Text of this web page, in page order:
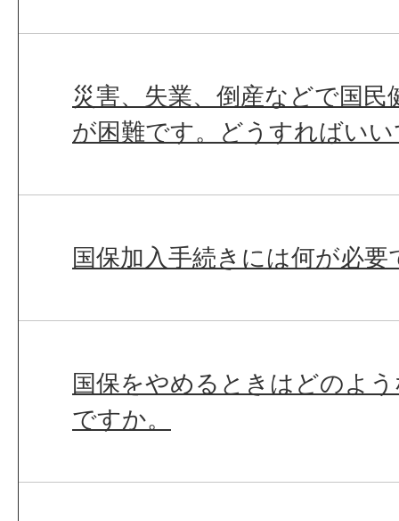
災害、失業、倒産などで国民
が困難です。どうすればい
国保加入手続きには何が必要
国保をやめるときはどのよ
ですか。